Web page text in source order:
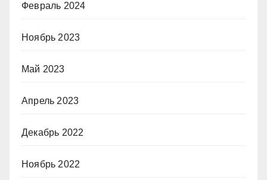
Февраль 2024
Ноябрь 2023
Май 2023
Апрель 2023
Декабрь 2022
Ноябрь 2022